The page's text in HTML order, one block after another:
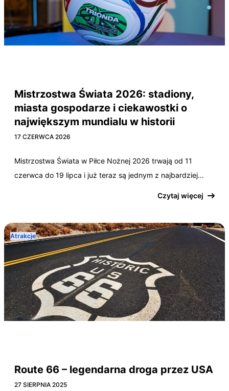
Mistrzostwa Świata 2026: stadiony,
miasta gospodarze i ciekawostki o
największym mundialu w historii
17 CZERWCA 2026
Mistrzostwa Świata w Piłce Nożnej 2026 trwają od 11
czerwca do 19 lipca i już teraz są jednym z najbardziej…
Czytaj więcej
Atrakcje
Route 66 – legendarna droga przez USA
27 SIERPNIA 2025